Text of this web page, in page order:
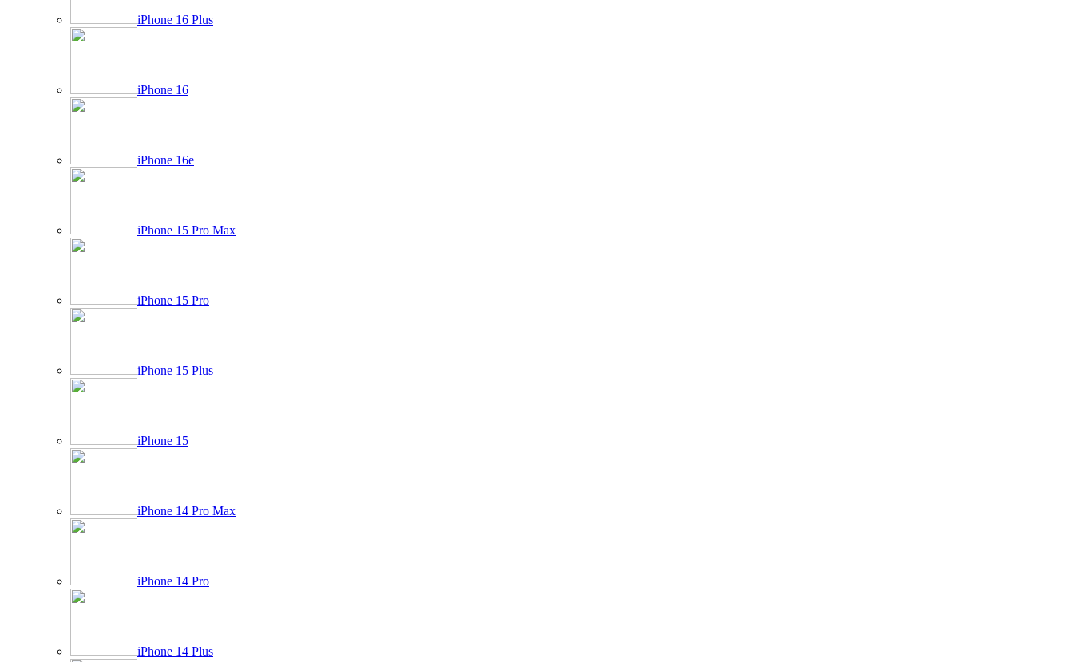
iPhone 16 Plus
iPhone 16
iPhone 16e
iPhone 15 Pro Max
iPhone 15 Pro
iPhone 15 Plus
iPhone 15
iPhone 14 Pro Max
iPhone 14 Pro
iPhone 14 Plus